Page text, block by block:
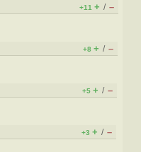
+11 + / –
+8 + / –
+5 + / –
+3 + / –